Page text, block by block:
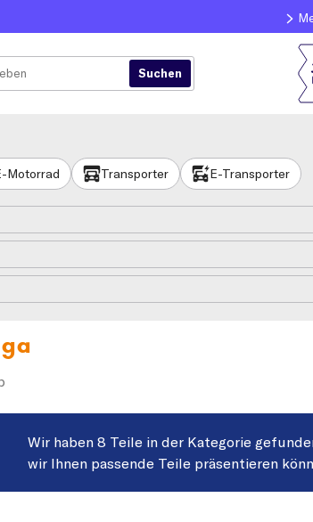
Motorrad Transporter E-Transporter
Wir haben 8 Teile in der Kategorie
wir Ihnen passende Teile präsentieren